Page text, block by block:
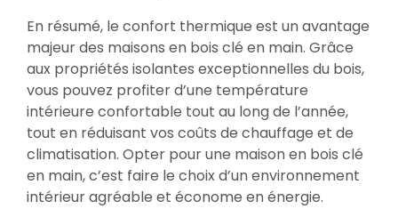
En résumé, le confort thermique est un avantage
majeur des maisons en bois clé en main. Grâce
aux propriétés isolantes exceptionnelles du bois,
vous pouvez profiter d’une température
intérieure confortable tout au long de l’année,
tout en réduisant vos coûts de chauffage et de
climatisation. Opter pour une maison en bois clé
en main, c’est faire le choix d’un environnement
intérieur agréable et économe en énergie.